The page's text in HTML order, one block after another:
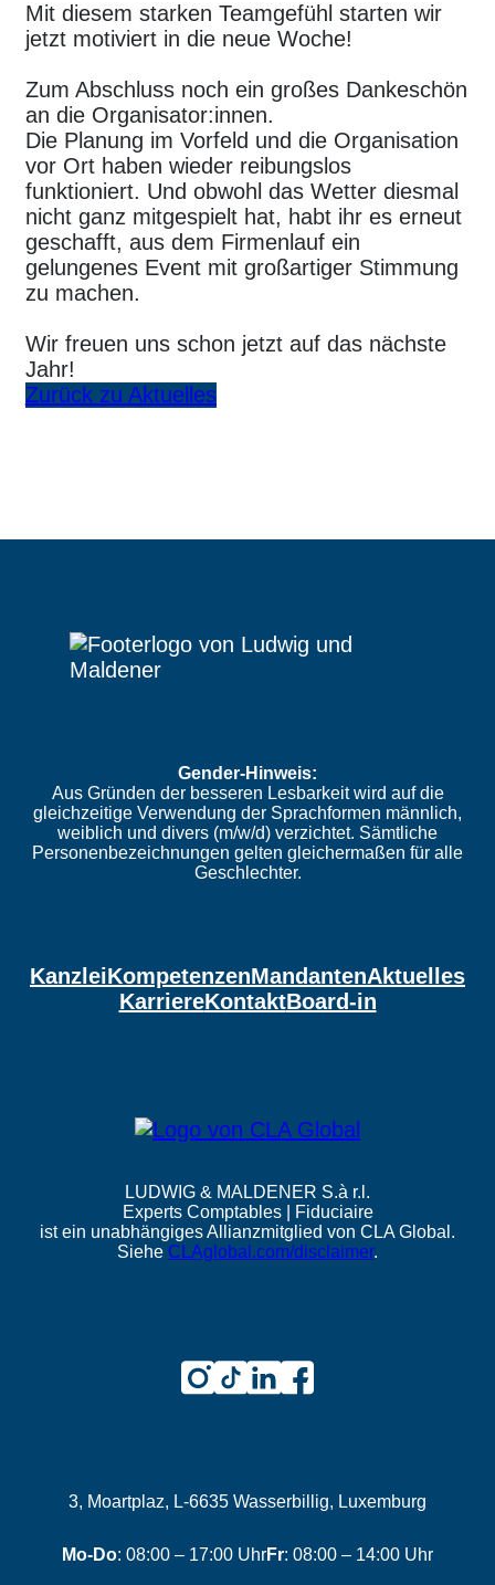
Mit diesem starken Teamgefühl starten wir
jetzt motiviert in die neue Woche!
Zum Abschluss noch ein großes Dankeschön
an die Organisator:innen.
Die Planung im Vorfeld und die Organisation
vor Ort haben wieder reibungslos
funktioniert. Und obwohl das Wetter diesmal
nicht ganz mitgespielt hat, habt ihr es erneut
geschafft, aus dem Firmenlauf ein
gelungenes Event mit großartiger Stimmung
zu machen.
Wir freuen uns schon jetzt auf das nächste
Jahr!
Zurück zu Aktuelles
Gender-Hinweis:
Aus Gründen der besseren Lesbarkeit wird auf die
gleichzeitige Verwendung der Sprachformen männlich,
weiblich und divers (m/w/d) verzichtet. Sämtliche
Personenbezeichnungen gelten gleichermaßen für alle
Geschlechter.
KanzleiKompetenzenMandantenAktuelles
KarriereKontaktBoard-in
LUDWIG & MALDENER S.à r.l.
Experts Comptables | Fiduciaire
ist ein unabhängiges Allianzmitglied von CLA Global.
Siehe CLAglobal.com/disclaimer.
3, Moartplaz, L-6635 Wasserbillig, Luxemburg
Mo-Do: 08:00 – 17:00 UhrFr: 08:00 – 14:00 Uhr